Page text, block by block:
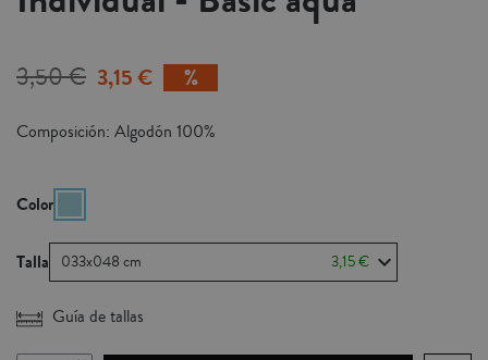
3,50 € 3,15 €
Composición: Algodón 100%
Color
Talla 033x048 cm 3,15 €
Guía de tallas